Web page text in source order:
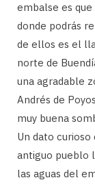
embalse es
donde podrás
de ellos es el
norte de
una agradable
Andrés de
muy buena
Un dato
antiguo pueblo
las aguas del